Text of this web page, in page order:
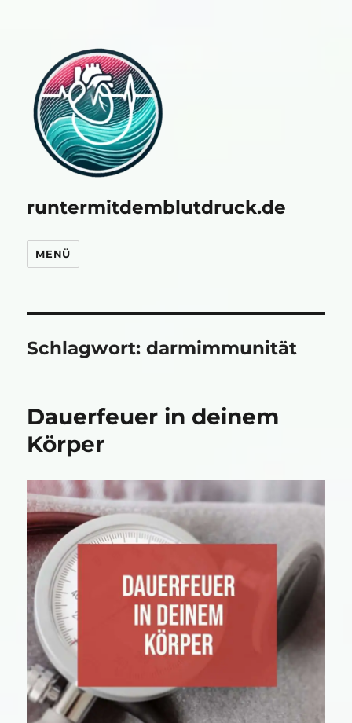
runtermitdemblutdruck.de
MENÜ
Schlagwort:darmimmunität
Dauerfeuer in deinem
Körper